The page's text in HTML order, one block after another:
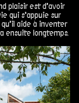
plaisir est d’avoir
qui s’appuie sur
aide à inventer
ensuite longtemps.